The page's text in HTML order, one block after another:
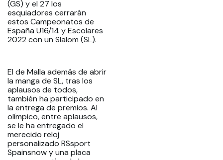
(GS) y el 27 los
esquiadores cerrarán
estos Campeonatos de
España U16/14 y Escolares
2022 con un Slalom (SL).
El de Malla además de abrir
la manga de SL, tras los
aplausos de todos,
también ha participado en
la entrega de premios. Al
olímpico, entre aplausos,
se le ha entregado el
merecido reloj
personalizado RSsport
Spainsnow y una placa